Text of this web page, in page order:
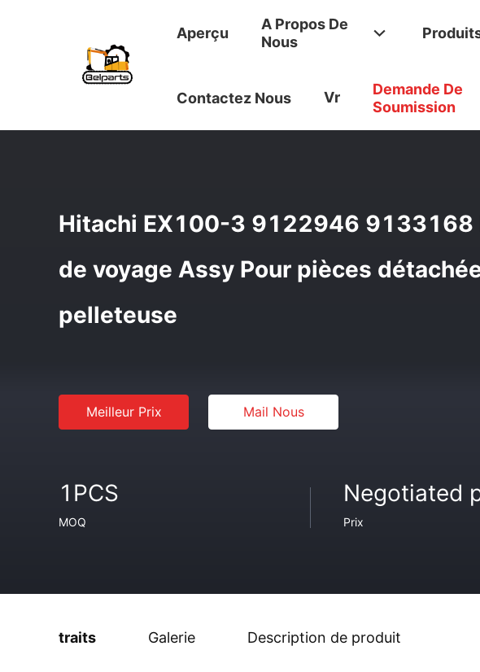
Aperçu
A Propos De
Nous
Contactez Nous Vr
Demande De
Soumission
Aperçu / Produits Hitachi EX100-3 9122946
Hitachi EX100-3 9122946 9133168
de voyage Assy Pour pièces
pelleteuse
Meilleur Prix Mail Nous
1PCS
MOQ
Negotiated
Prix
traits Galerie Description de produit